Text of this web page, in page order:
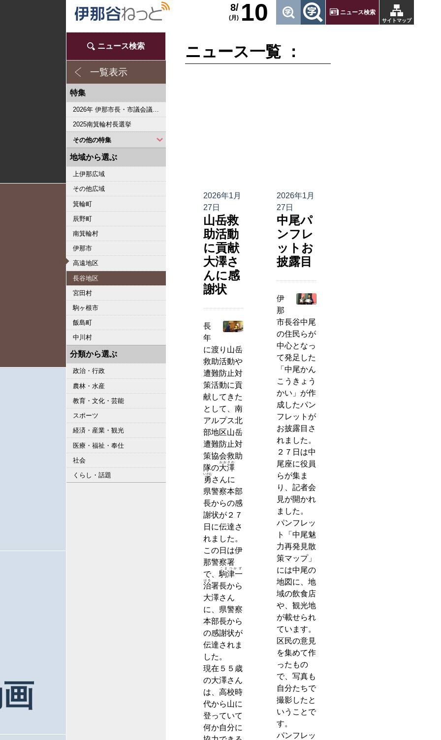
サイトマップ
ニュース検索
10
8/
(月)
ニュース検索
一覧表示
特集
2026年 伊那市長・市議会議員選挙
2025南箕輪村長選挙
その他の特集
2023県議会議員選挙
2022箕輪町長選挙
2019県議会議員選挙
2018伊那市長選・市議選
桜シリーズ2018
桜シリーズ2017
2015県議会議員選挙
2014箕輪町長選挙
2014伊那市長選・市議選
桜シリーズ2014
カメラリポート
上伊那 医師不足問題
新ごみ中間処理施設
伊那市長・市議選
朝の学舎
記者室
伊那谷1年365人
輝く経営者～その後
花ロマン
伝承 上伊那の50年
駒ヶ根市長選挙
2007年 県議会議員選挙
権兵衛トンネル開通1周年
豪雨被害
新伊那市誕生へ
伊那谷 耐震強度偽装問題
2005年衆院選
その他
地域から選ぶ
上伊那広域
その他広域
箕輪町
辰野町
南箕輪村
伊那市
高遠地区
長谷地区
宮田村
駒ヶ根市
飯島町
中川村
分類から選ぶ
政治・行政
農林・水産
教育・文化・芸能
スポーツ
経済・産業・観光
医療・福祉・奉仕
社会
くらし・話題
ニュース一覧 ：
2026年1月
27日
山岳救
助活動
に貢献
大澤さ
んに感
謝状
長
年
に渡り山岳
救助活動や
遭難防止対
策活動に貢
献してきた
として、南
アルプス北
部地区山岳
遭難防止対
策協会救助
隊の大澤
おおさわ
勇
いさむ
さんに
県警察本部
長からの感
謝状が２７
日に伝達さ
れました。
この日は伊
那警察署
で、 駒津一
こまつかず
治
はる
署長から
大澤さん
に、県警察
本部長から
の感謝状が
伝達されま
した。
現在５５歳
の大澤さん
は、高校時
代から山に
登っていて
何か自分に
2026年1月
27日
中尾パ
ンフレ
ットお
披露目
伊
那
市長谷中尾
の住民らが
中心となっ
て発足した
「中尾かん
こうきょう
かい」が作
成したパン
フレットが
お披露目さ
れました。
２７日は中
尾座に役員
らが集ま
り、記者会
見が開かれ
ました。
パンフレッ
ト「中尾魅
力再発見散
策マップ」
には中尾の
地図に、地
域の飲食店
や、観光地
が載せられ
ています。
区民の意見
を集めて作
ったもの
で、写真も
自分たちで
撮影したと
いうことで
す。
パンフレッ